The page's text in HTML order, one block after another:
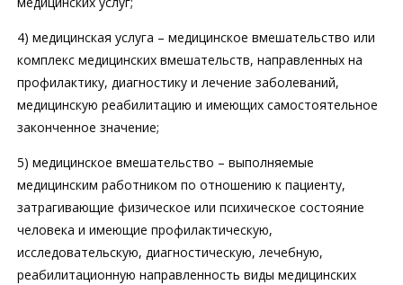
4) медицинская услуга – медицинское вмешательство или
комплекс медицинских вмешательств, направленных на
профилактику, диагностику и лечение заболеваний,
медицинскую реабилитацию и имеющих самостоятельное
законченное значение;
5) медицинское вмешательство – выполняемые
медицинским работником по отношению к пациенту,
затрагивающие физическое или психическое состояние
человека и имеющие профилактическую,
исследовательскую, диагностическую, лечебную,
реабилитационную направленность виды медицинских